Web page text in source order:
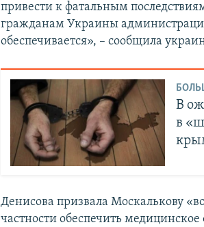
привести к фатальным
гражданам Украины
обеспечивается», – сообщила
В
в
Денисова призвала Москалькову
частности обеспечить